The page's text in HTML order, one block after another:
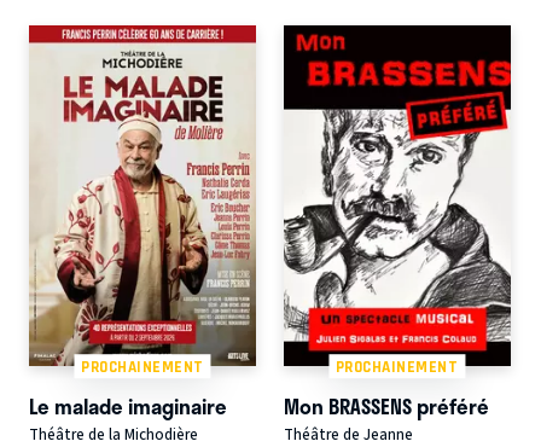
PROCHAINEMENT
Le malade imaginaire
Théâtre de la Michodière
PROCHAINEMENT
Mon BRASSENS préféré
Théâtre de Jeanne